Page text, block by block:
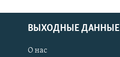
ВЫХОДНЫЕ ДАННЫЕ
О нас